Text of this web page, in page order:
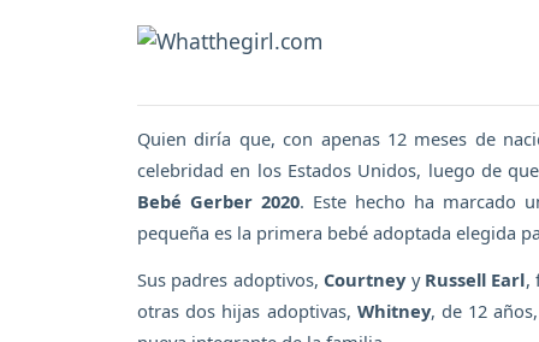
Quien diría que, con apenas 12 meses de
celebridad en los Estados Unidos, luego de
Bebé Gerber 2020. Este hecho ha marcado
pequeña es la primera bebé adoptada elegida
Sus padres adoptivos, Courtneyy Russell Earl,
otras dos hijas adoptivas, Whitney, de 12